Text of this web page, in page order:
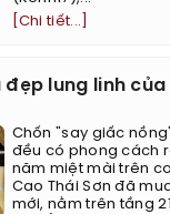
[Chi tiết...]
đẹp lung linh
Chốn "say giấc
đều có phong cách
năm miệt mài trên
Cao Thái Sơn đã
mới, nằm trên tầng